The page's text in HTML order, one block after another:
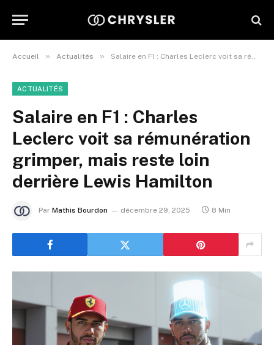
Accueil » Actualités » Salaire en F1 : Charles Leclerc voit sa rémunération grimper, mais reste loin derrière Lewis Hamilton
ACTUALITÉS
Salaire en F1 : Charles
Leclerc voit sa rémunération
grimper, mais reste loin
derrière Lewis Hamilton
Par Mathis Bourdon décembre 29, 2025 8 Min